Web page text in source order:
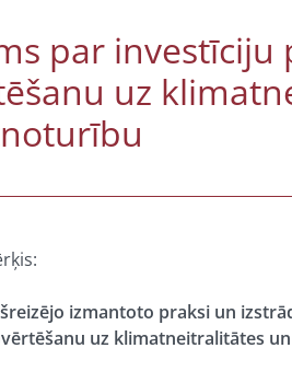
par
uz
izmantoto praksi un
uz klimatneitralitātes